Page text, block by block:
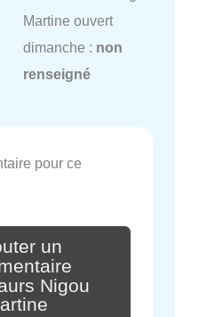
Martine ouvert
dimanche : non
renseigné
pour ce
un
Nigou